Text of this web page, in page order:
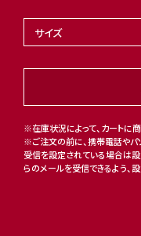
※在庫状況によって、カートに
※ご注文の前に、携帯電話やパ
受信を設定されている場合は
らのメールを受信できるよう、